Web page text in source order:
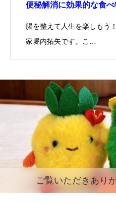
便秘解消に効果的な食べ
腸を整えて人生を楽しもう
家堀内拓矢です。こ…
ご覧いただきあり